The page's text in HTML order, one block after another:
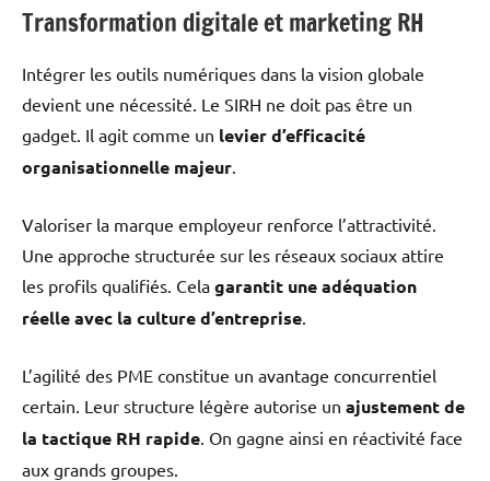
Transformation digitale et marketing RH
Intégrer les outils numériques dans la vision globale
devient une nécessité. Le SIRH ne doit pas être un
gadget. Il agit comme un levier d’efficacité
organisationnelle majeur
Valoriser la marque employeur renforce l’attractivité.
Une approche structurée sur les réseaux sociaux attire
les profils qualifiés. Cela garantit une adéquation
réelle avec la culture d’entreprise
L’agilité des PME constitue un avantage concurrentiel
certain. Leur structure légère autorise un ajustement de
la tactique RH rapide . On gagne ainsi en réactivité face
aux grands groupes.